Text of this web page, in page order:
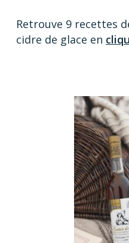
Retrouve 9 recettes
cidre de glace en